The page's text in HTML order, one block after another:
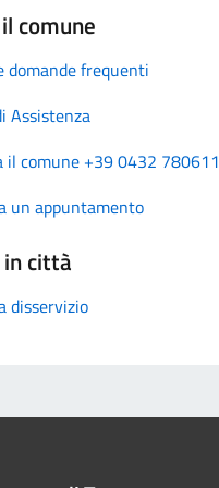
comune
domande frequenti
Assistenza
il comune +39 0432 780611
un appuntamento
città
disservizio